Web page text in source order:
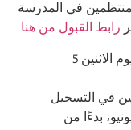
في المدرسة
رابط القبول من هنا
تم فتح باب التسجيل للطلاب المستجدين يوم الاثنين 5
في التسجيل
البنات : يوم الاثنين 5 يونيو – 22 يونيو، بدءًا من